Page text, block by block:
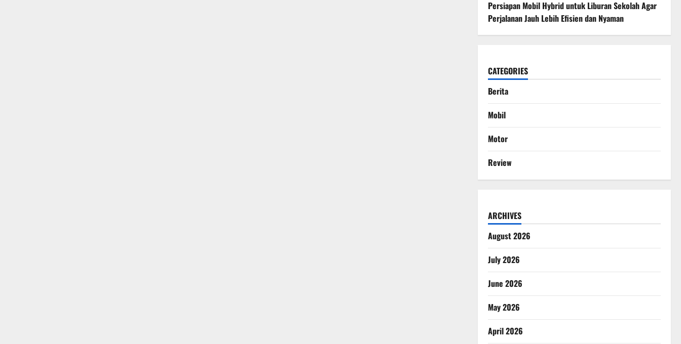
Persiapan Mobil Hybrid untuk Liburan Sekolah Agar
Perjalanan Jauh Lebih Efisien dan Nyaman
CATEGORIES
Berita
Mobil
Motor
Review
ARCHIVES
August 2026
July 2026
June 2026
May 2026
April 2026